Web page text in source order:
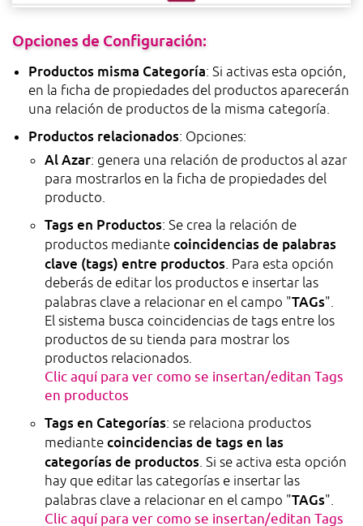
Opciones de Configuración:
Productos misma Categoría: Si activas esta opción,
en la ficha de propiedades del productos aparecerán
una relación de productos de la misma categoría.
Productos relacionados: Opciones:
Al Azar: genera una relación de productos al azar
para mostrarlos en la ficha de propiedades del
producto.
Tags en Productos: Se crea la relación de
productos mediantecoincidencias de palabras
clave (tags) entre productos. Para esta opción
deberás de editar los productos e insertar las
palabras clave a relacionar en el campo "TAGs".
El sistema busca coincidencias de tags entre los
productos de su tienda para mostrar los
productos relacionados.
Clic aquí para ver como se insertan/editan Tags
en productos
Tags en Categorías: se relaciona productos
mediantecoincidencias de tags en las
categorías de productos. Si se activa esta opción
hay que editar las categorías e insertar las
palabras clave a relacionar en el campo "TAGs".
Clic aquí para ver como se insertan/editan Tags